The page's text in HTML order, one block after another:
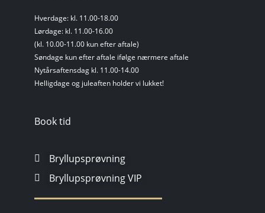
Hverdage: kl. 11.00-18.00
Lørdage: kl. 11.00-16.00
(kl. 10.00-11.00 kun efter aftale)
Søndage kun efter aftale ifølge nærmere aftale
Nytårsaftensdag kl. 11.00-14.00
Helligdage og juleaften holder vi lukket!
Book tid
Bryllupsprøvning
Bryllupsprøvning VIP